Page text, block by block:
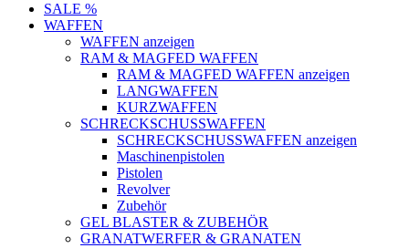
SALE %
WAFFEN
WAFFEN anzeigen
RAM & MAGFED WAFFEN
RAM & MAGFED WAFFEN anzeigen
LANGWAFFEN
KURZWAFFEN
SCHRECKSCHUSSWAFFEN
SCHRECKSCHUSSWAFFEN anzeigen
Maschinenpistolen
Pistolen
Revolver
Zubehör
GEL BLASTER & ZUBEHÖR
GRANATWERFER & GRANATEN